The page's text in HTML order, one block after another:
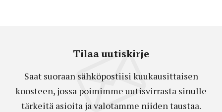
Tilaa uutiskirje
Saat suoraan sähköpostiisi kuukausittaisen
koosteen, jossa poimimme uutisvirrasta sinulle
tärkeitä asioita ja valotamme niiden taustaa.